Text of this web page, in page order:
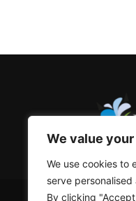
We value
We use cookies to
serve
By clicking ©